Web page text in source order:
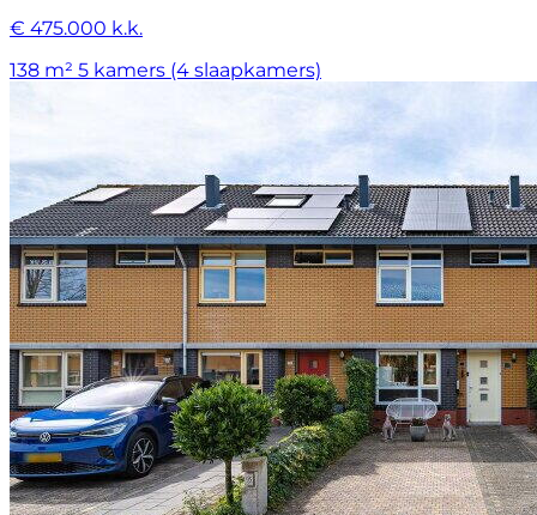
€ 475.000 k.k.
138 m² 5 kamers (4 slaapkamers)